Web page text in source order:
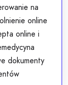
na
online
online i
dokumenty